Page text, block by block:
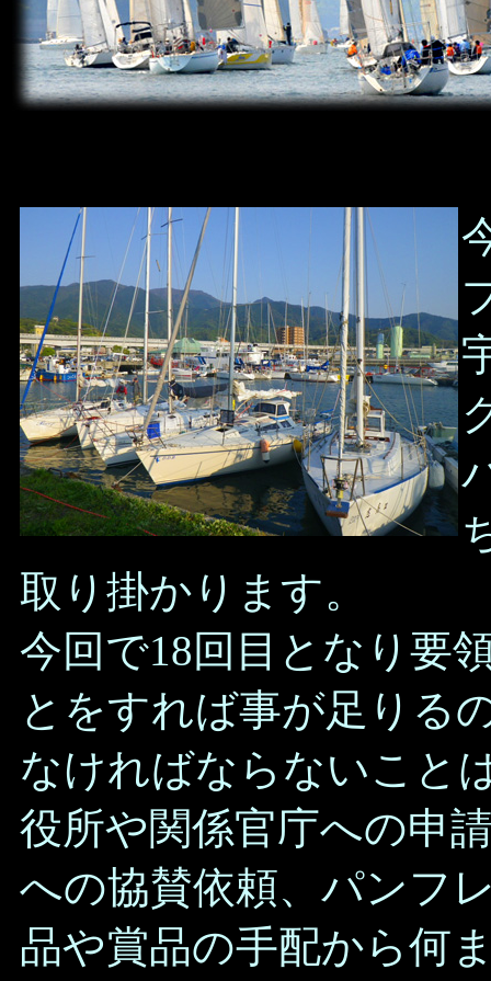
取り掛かります。
今回で18回目となり要
とをすれば事が足りる
なければならないこと
役所や関係官庁への申
への協賛依頼、パンフ
品や賞品の手配から何